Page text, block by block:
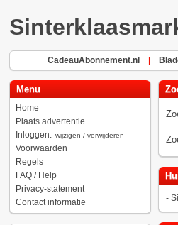
CadeauAbonnement.nl
Menu
Home
Plaats advertentie
Inloggen: wijzigen / verwijderen
Voorwaarden
Regels
FAQ / Help
Privacy-statement
Contact informatie
-